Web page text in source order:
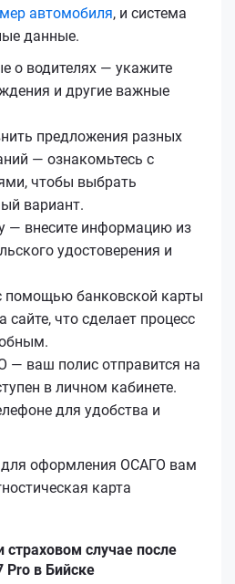
автомобиля, и система
данные.
о водителях — укажите
и другие важные
предложения разных
— ознакомьтесь с
чтобы выбрать
вариант.
— внесите информацию из
удостоверения и
помощью банковской карты
что сделает процесс
— ваш полис отправится на
в личном кабинете.
для удобства и
для оформления ОСАГО вам
карта
страховом случае после
Pro в Бийске